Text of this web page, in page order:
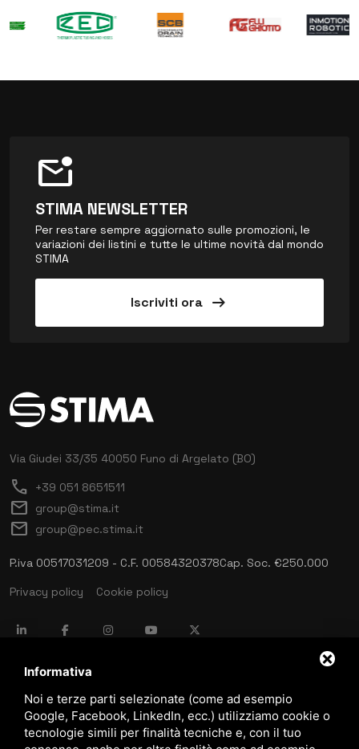
mark_email_unread
STIMA NEWSLETTER
Per restare sempre aggiornato sulle promozioni, le
variazioni dei listini e tutte le ultime novità dal mondo
STIMA
Iscriviti ora arrow_right_alt
Via Giudei 33/35 40050 Funo di Argelato (BO)
call +39 051 8651511
mail group@stima.it
mail group@pec.stima.it
P.iva 00517031209 - C.F. 00584320378Cap. Soc. €250.000
Privacy policy
Cookie policy
language ITALIANO
download Catalogo Stima
Informativa
Noi e terze parti selezionate (come ad esempio
Google, Facebook, LinkedIn, ecc.) utilizziamo cookie o
tecnologie simili per finalità tecniche e, con il tuo